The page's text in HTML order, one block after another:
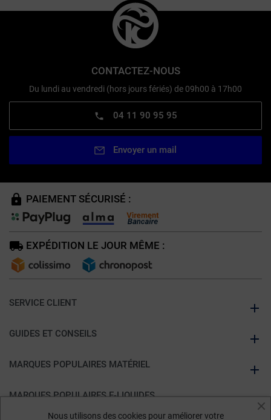
CONTACTEZ-NOUS
Du lundi au vendredi (hors jours fériés) de 09h00 à 17h00
04 11 90 95 95
Envoyer un mail
PAIEMENT SÉCURISÉ :
EXPÉDITION LE JOUR MÊME :
SERVICE CLIENT
GUIDES ET CONSEILS
MARQUES POPULAIRES MATÉRIEL
MARQUES POPULAIRES E-LIQUIDES
Nous utilisons des cookies pour améliorer votre